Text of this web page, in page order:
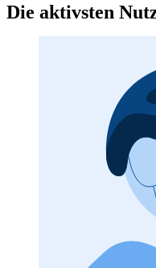
Die aktivsten